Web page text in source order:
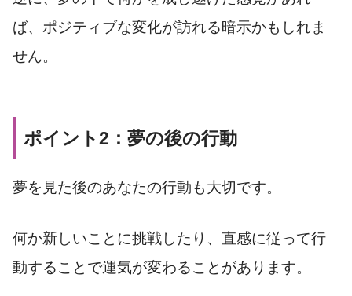
ば、ポジティブな変化が訪れる暗示かもしれま
せん。
ポイント2：夢の後の行動
夢を見た後のあなたの行動も大切です。
何か新しいことに挑戦したり、直感に従って行
動することで運気が変わることがあります。